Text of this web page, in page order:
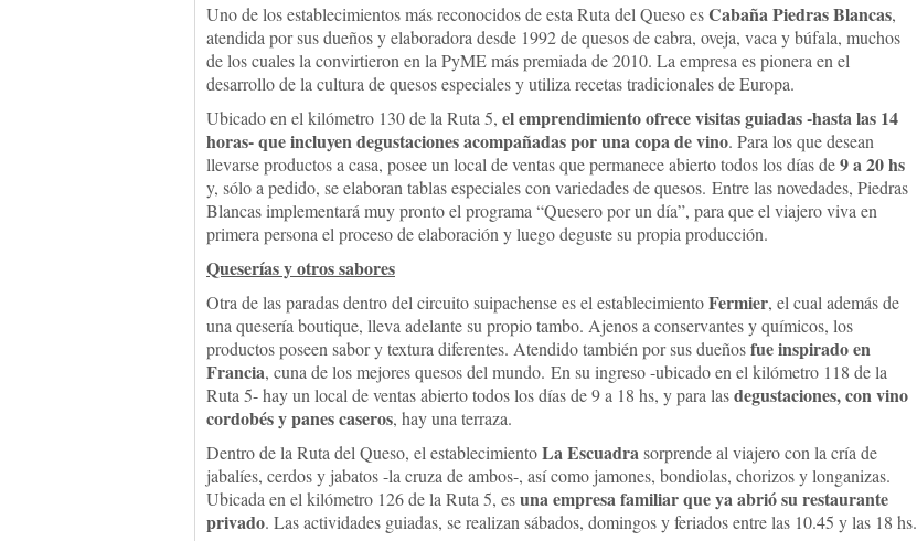
Uno de los establecimientos más reconocidos de esta Ruta del Queso esCabaña Piedras Blancas,
atendida por sus dueños y elaboradora desde 1992 de quesos de cabra, oveja, vaca y búfala, muchos
de los cuales la convirtieron en la PyME más premiada de 2010. La empresa es pionera en el
desarrollo de la cultura de quesos especiales y utiliza recetas tradicionales de Europa.
Ubicado en el kilómetro 130 de la Ruta 5, el emprendimiento ofrece visitas guiadas -hasta las 14
horas- que incluyen degustaciones acompañadas por una copa de vino. Para los que desean
llevarse productos a casa, posee un local de ventas que permanece abierto todos los días de9 a 20 hs
y, sólo a pedido, se elaboran tablas especiales con variedades de quesos. Entre las novedades, Piedras
Blancas implementará muy pronto el programa “Quesero por un día”, para que el viajero viva en
primera persona el proceso de elaboración y luego deguste su propia producción.
Queserías y otros sabores
Otra de las paradas dentro del circuito suipachense es el establecimientoFermier, el cual además de
una quesería boutique, lleva adelante su propio tambo. Ajenos a conservantes y químicos, los
productos poseen sabor y textura diferentes. Atendido también por sus dueñosfue inspirado en
Francia, cuna de los mejores quesos del mundo. En su ingreso -ubicado en el kilómetro 118 de la
Ruta 5- hay un local de ventas abierto todos los días de 9 a 18 hs, y para lasdegustaciones, con vino
cordobés y panes caseros, hay una terraza.
Dentro de la Ruta del Queso, el establecimientoLa Escuadrasorprende al viajero con la cría de
jabalíes, cerdos y jabatos -la cruza de ambos-, así como jamones, bondiolas, chorizos y longanizas.
Ubicada en el kilómetro 126 de la Ruta 5, esuna empresa familiar que ya abrió su restaurante
privado. Las actividades guiadas, se realizan sábados, domingos y feriados entre las 10.45 y las 18 hs.